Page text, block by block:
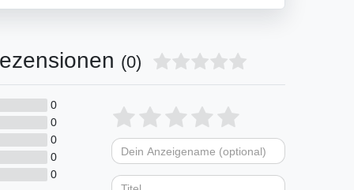
(0)
0
0
0
0
0
Bewertungssterne
von
5
4
von
5
3
von
5
2
von
5
1
von
5